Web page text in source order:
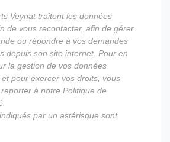
Veynat traitent les données
de vous recontacter, afin de gérer
ou répondre à vos demandes
depuis son site internet. Pour en
la gestion de vos données
pour exercer vos droits, vous
à notre Politique de
par un astérisque sont